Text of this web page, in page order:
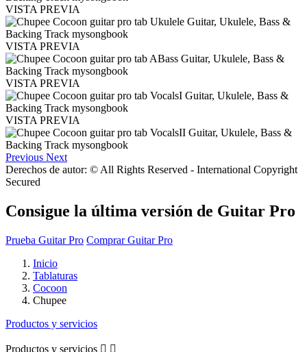
VISTA PREVIA
VISTA PREVIA
VISTA PREVIA
VISTA PREVIA
Previous Next
Derechos de autor: © All Rights Reserved - International Copyright
Secured
Consigue la última versión de Guitar Pro
Prueba Guitar Pro Comprar Guitar Pro
Inicio
Tablaturas
Cocoon
Chupee
Productos y servicios
Productos y servicios  